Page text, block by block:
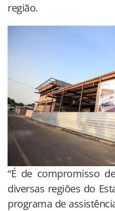
região.
“É de compromisso
diversas regiões do
programa de